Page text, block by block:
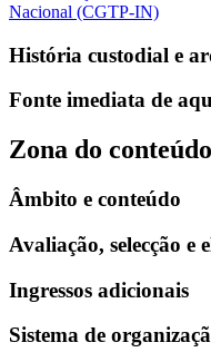
Nacional (CGTP-IN)
História custodial e
Fonte imediata de
Zona do
Âmbito e conteúdo
Avaliação, selecção e
Ingressos adicionais
Sistema de